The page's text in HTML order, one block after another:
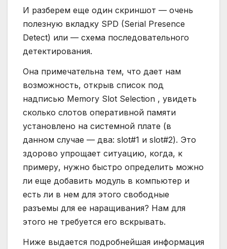
И разберем еще один скриншот — очень
полезную вкладку SPD (Serial Presence
Detect) или — схема последовательного
детектирования.
Она примечательна тем, что дает нам
возможность, открыв список под
надписью Memory Slot Selection , увидеть
сколько слотов оперативной памяти
установлено на системной плате (в
данном случае — два: slot#1 и slot#2). Это
здорово упрощает ситуацию, когда, к
примеру, нужно быстро определить можно
ли еще добавить модуль в компьютер и
есть ли в нем для этого свободные
разъемы для ее наращивания? Нам для
этого не требуется его вскрывать.
Ниже выдается подробнейшая информация